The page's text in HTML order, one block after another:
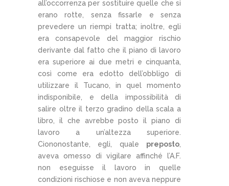
all’occorrenza per sostituire quelle che si
erano rotte, senza fissarle e senza
prevedere un riempi tratta; inoltre, egli
era consapevole del maggior rischio
derivante dal fatto che il piano di lavoro
era superiore ai due metri e cinquanta,
così come era edotto dell’obbligo di
utilizzare il Tucano, in quel momento
indisponibile, e della impossibilità di
salire oltre il terzo gradino della scala a
libro, il che avrebbe posto il piano di
lavoro a un’altezza superiore.
Ciononostante, egli, quale preposto
aveva omesso di vigilare affinché l’A.F.
non eseguisse il lavoro in quelle
condizioni rischiose e non aveva neppure